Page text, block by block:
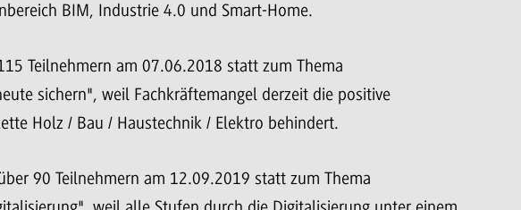
BIM, Industrie 4.0 und Smart-Home.
Teilnehmern am 07.06.2018 statt zum Thema
sichern", weil Fachkräftemangel derzeit die positive
Holz / Bau / Haustechnik / Elektro behindert.
90 Teilnehmern am 12.09.2019 statt zum Thema